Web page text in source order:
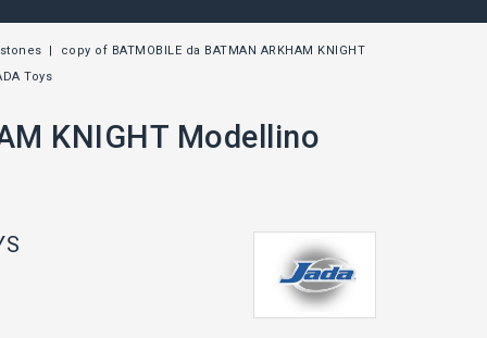
copy of BATMOBILE da BATMAN ARKHAM KNIGHT
Toys
KNIGHT Modellino